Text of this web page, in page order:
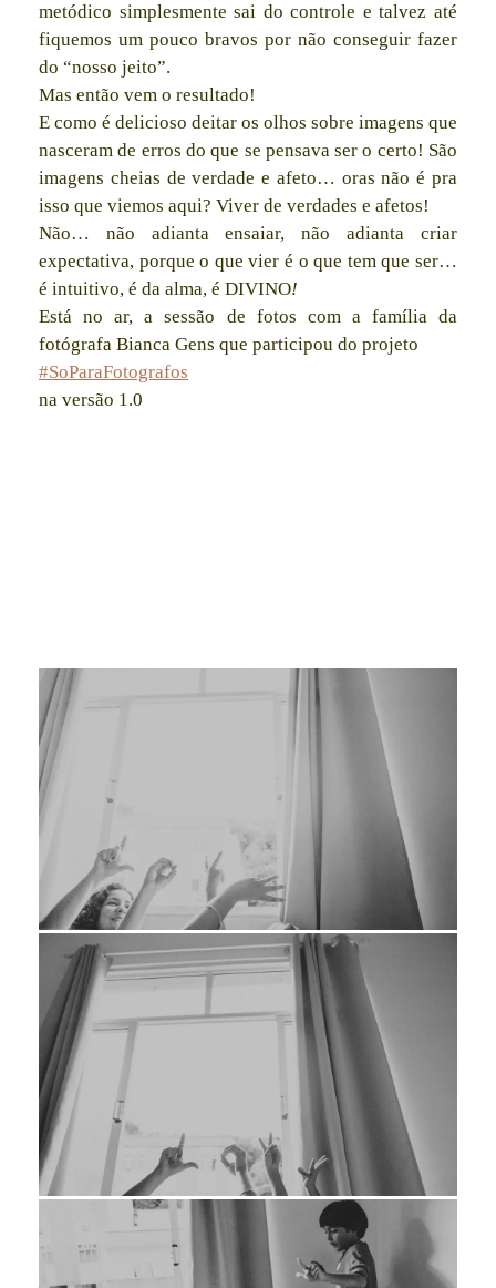
metódico simplesmente sai do controle e talvez até
fiquemos um pouco bravos por não conseguir fazer
do “nosso jeito”.
Mas então vem o resultado!
E como é delicioso deitar os olhos sobre imagens que
nasceram de erros do que se pensava ser o certo! São
imagens cheias de verdade e afeto… oras não é pra
isso que viemos aqui? Viver de verdades e afetos!
Não… não adianta ensaiar, não adianta criar
expectativa, porque o que vier é o que tem que ser…
é intuitivo, é da alma, é DIVINO!
Está no ar, a sessão de fotos com a família da
fotógrafa Bianca Gens que participou do projeto
‪#‎SoParaFotografos‬
na versão 1.0